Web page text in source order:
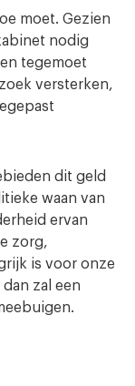
moet. Gezien
nodig
tegemoet
versterken,
dit geld
waan van
ervan
zorg,
is voor onze
zal een